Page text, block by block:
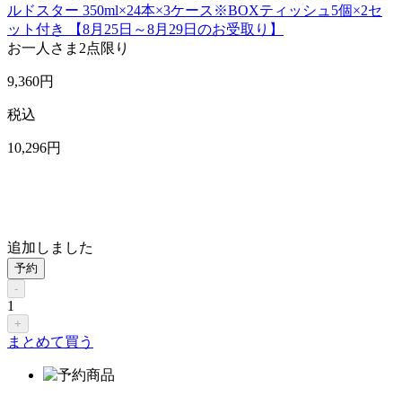
ルドスター 350ml×24本×3ケース※BOXティッシュ5個×2セ
ット付き 【8月25日～8月29日のお受取り】
お一人さま 2点限り
9,360円
税込
10,296円
追加しました
予約
-
1
+
まとめて買う